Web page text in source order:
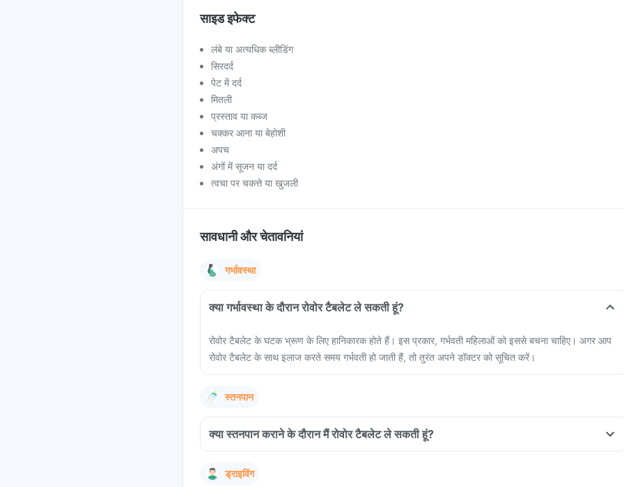
साइड इफेक्ट
लंबे या अत्यधिक ब्लीडिंग
सिरदर्द
पेट में दर्द
मितली
प्रस्ताव या कब्ज
चक्कर आना या बेहोशी
अपच
अंगों में सूजन या दर्द
त्वचा पर चकत्ते या खुजली
सावधानी और चेतावनियां
गर्भावस्था
क्या गर्भावस्था के दौरान रोवोर टैबलेट ले सकती हूं?
रोवोर टैबलेट के घटक भ्रूण के लिए हानिकारक होते हैं। इस प्रकार, गर्भवती महिलाओं को इससे बचना चाहिए। अगर आप
रोवोर टैबलेट के साथ इलाज करते समय गर्भवती हो जाती हैं, तो तुरंत अपने डॉक्टर को सूचित करें।
स्तनपान
क्या स्तनपान कराने के दौरान मैं रोवोर टैबलेट ले सकती हूं?
ड्राइविंग